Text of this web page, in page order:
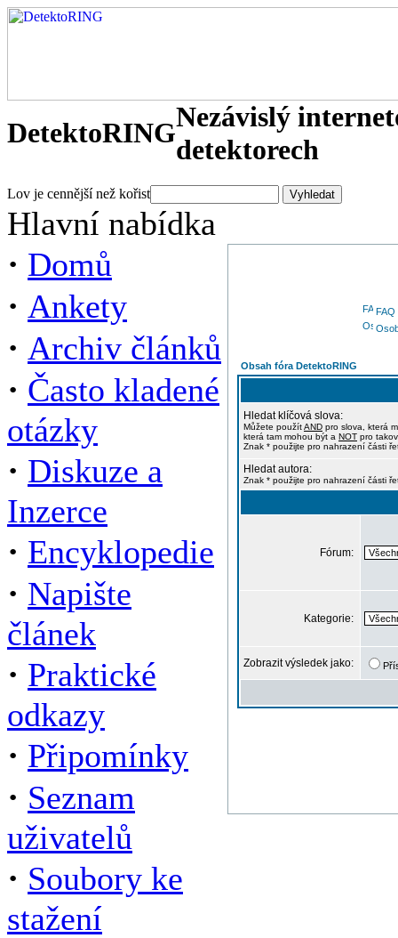
DetektoRINGNezávislý
detektorech
Lov je cennější než kořist
Hlavní nabídka
· Domů
· Ankety
· Archiv článků
· Často kladené
otázky
· Diskuze a
Inzerce
· Encyklopedie
· Napište
článek
· Praktické
odkazy
· Připomínky
· Seznam
uživatelů
· Soubory ke
stažení
FAQ
Obsah fóra DetektoRING
Hledat klíčová slova:
Můžete použítAND pro slova, která
která tam mohou být a NOT pro
Znak * použijte pro nahrazení části
Hledat autora:
Znak * použijte pro nahrazení části
Fórum:
Kategorie:
Zobrazit výsledek jako: